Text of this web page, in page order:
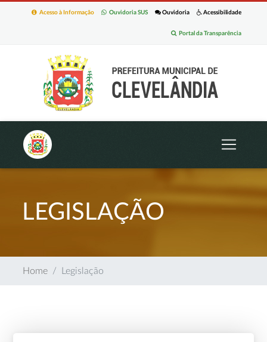
Acessibilidade
Ouvidoria
Ouvidoria SUS
Acesso à Informação
Portal da Transparência
LEGISLAÇÃO
Home Legislação